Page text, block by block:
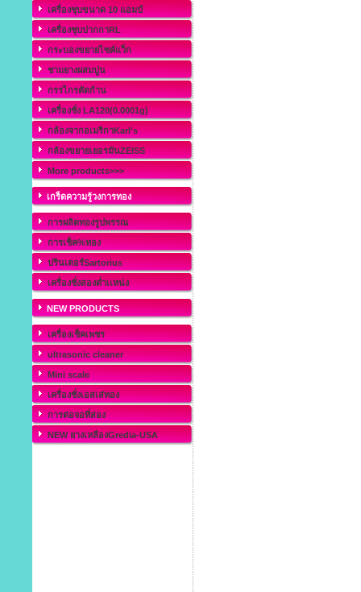
เครื่องชุบขนาด 10 แอมป์
เครื่องชุบปากกาRL
กระบองขยายไซค์แว็ก
ชามยางผสมปูน
กรรไกรตัดก้าน
เครื่องชั่ง LA120(0.0001g)
กล้องจากอเมริกาKarl's
กล้องขยายเยอรมันZEISS
More products>>>
เกร็ดความรู้วงการทอง
การผลิตทองรูปพรรณ
การเช็ค%ทอง
ปรินเตอร์Sartorius
เครื่องชั่งสองต่ำเเหน่ง
NEW PRODUCTS
เครื่องเช็คเพชร
ultrasonic cleaner
Mini scale
เครื่องชั่งเอสเส่ทอง
การต่อจอที่สอง
NEW ยางเหลืองGredia-USA